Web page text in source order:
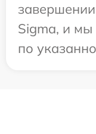
Sigma, и мы
по